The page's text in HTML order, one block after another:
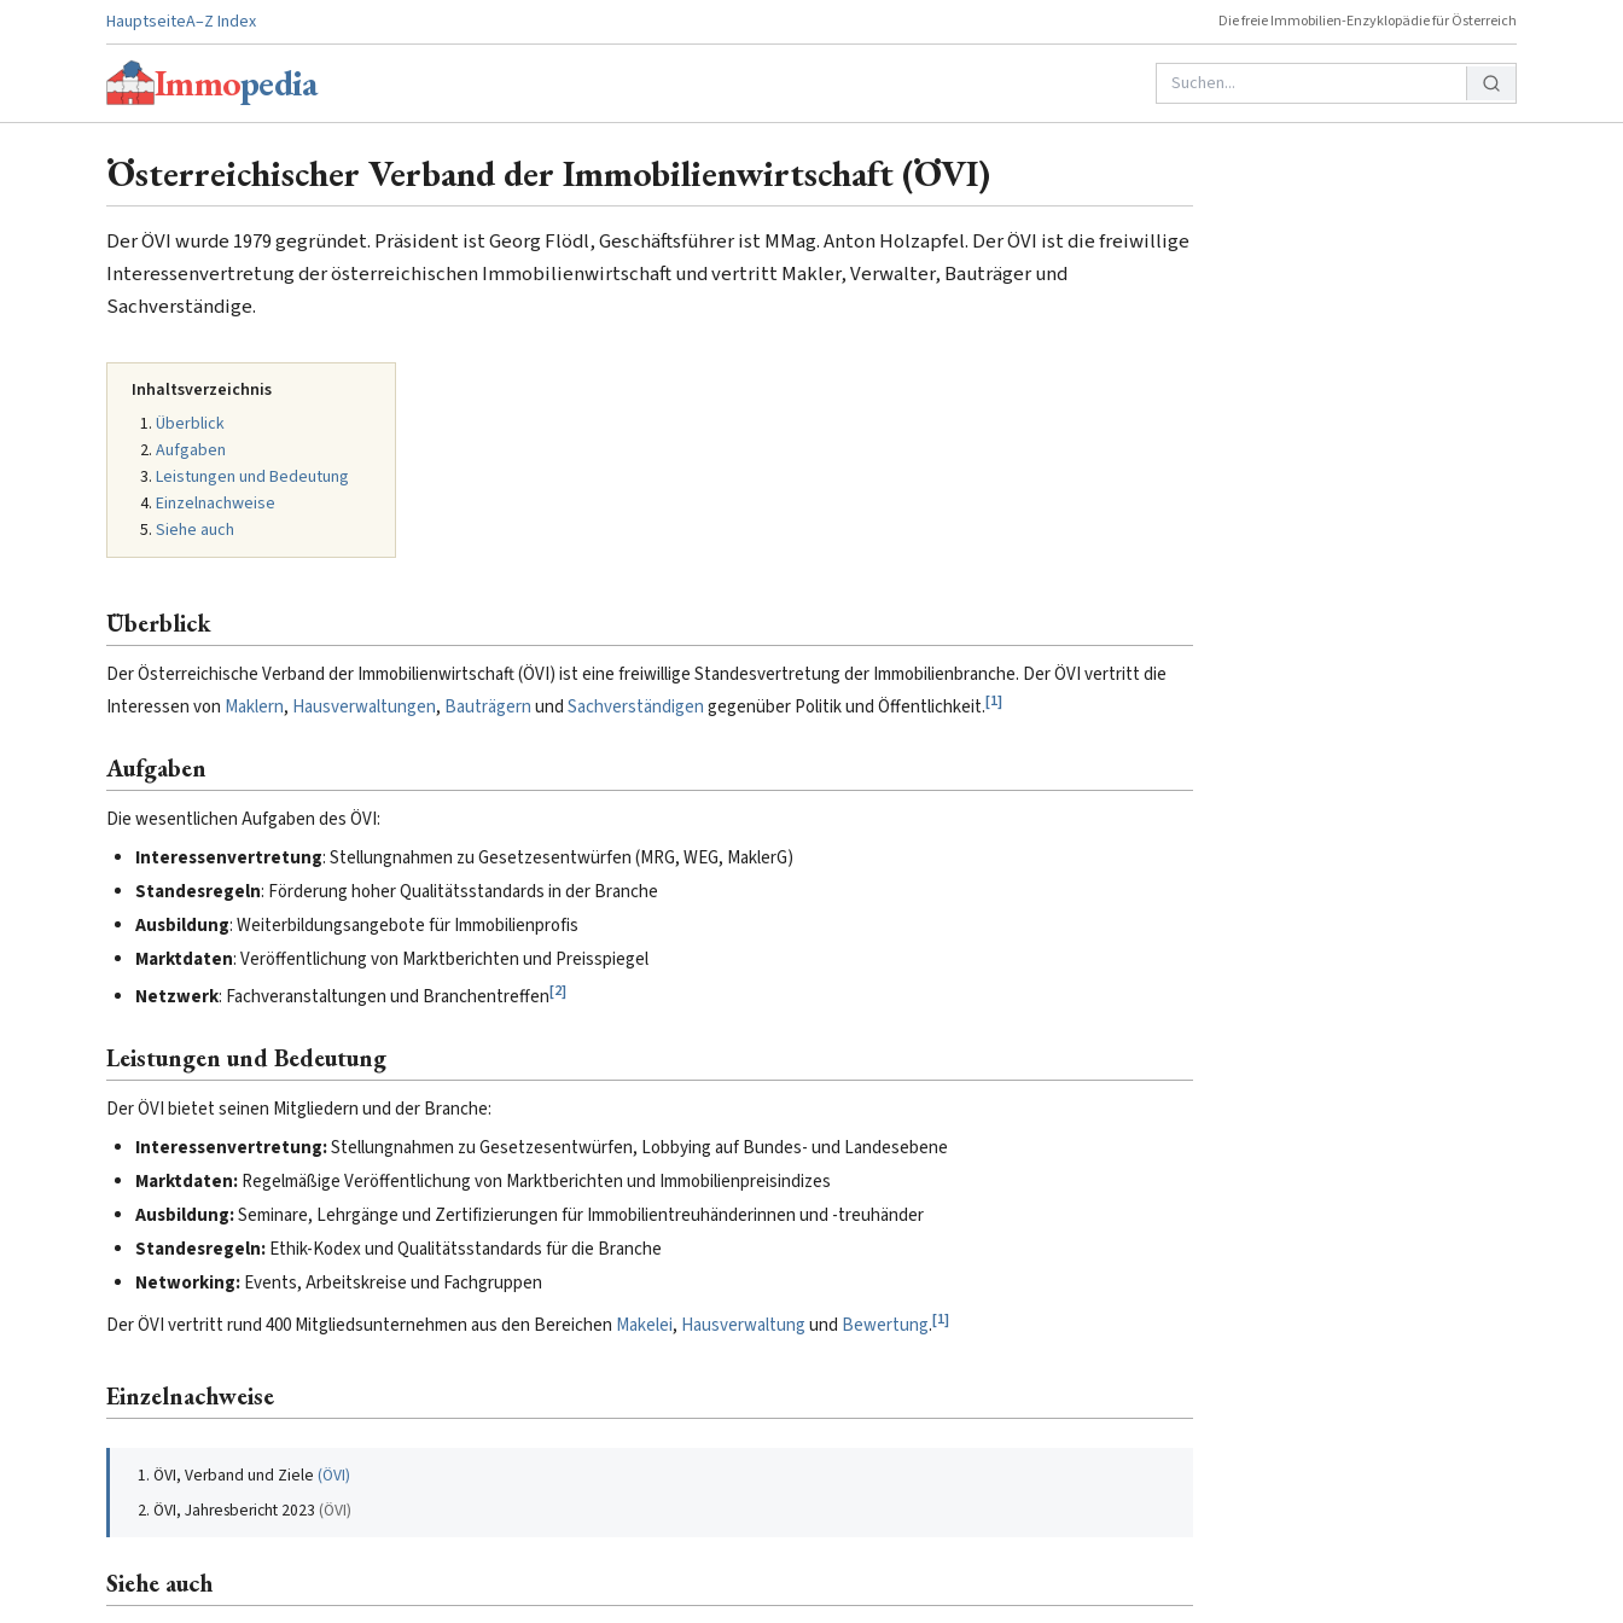
HauptseiteA–Z Index Die freie Immobilien-Enzyklopädie für Österreich
Immopedia
Österreichischer Verband der Immobilienwirtschaft (ÖVI)
Der ÖVI wurde 1979 gegründet. Präsident ist Georg Flödl, Geschäftsführer ist MMag. Anton Holzapfel. Der ÖVI ist die freiwillige
Interessenvertretung der österreichischen Immobilienwirtschaft und vertritt Makler, Verwalter, Bauträger und
Sachverständige.
Inhaltsverzeichnis
Überblick
Aufgaben
Leistungen und Bedeutung
Einzelnachweise
Siehe auch
Überblick
Der Österreichische Verband der Immobilienwirtschaft (ÖVI) ist eine freiwillige Standesvertretung der Immobilienbranche. Der ÖVI vertritt die
Interessen von Maklern, Hausverwaltungen, BauträgernundSachverständigengegenüber Politik und Öffentlichkeit.[1]
Aufgaben
Die wesentlichen Aufgaben des ÖVI:
Interessenvertretung: Stellungnahmen zu Gesetzesentwürfen (MRG, WEG, MaklerG)
Standesregeln: Förderung hoher Qualitätsstandards in der Branche
Ausbildung: Weiterbildungsangebote für Immobilienprofis
Marktdaten: Veröffentlichung von Marktberichten und Preisspiegel
Netzwerk: Fachveranstaltungen und Branchentreffen[2]
Leistungen und Bedeutung
Der ÖVI bietet seinen Mitgliedern und der Branche:
Interessenvertretung:Stellungnahmen zu Gesetzesentwürfen, Lobbying auf Bundes- und Landesebene
Marktdaten:Regelmäßige Veröffentlichung von Marktberichten und Immobilienpreisindizes
Ausbildung:Seminare, Lehrgänge und Zertifizierungen für Immobilientreuhänderinnen und -treuhänder
Standesregeln:Ethik-Kodex und Qualitätsstandards für die Branche
Networking:Events, Arbeitskreise und Fachgruppen
Der ÖVI vertritt rund 400 Mitgliedsunternehmen aus den Bereichen Makelei, Hausverwaltungund Bewertung.[1]
Einzelnachweise
ÖVI, Verband und Ziele (ÖVI)
ÖVI, Jahresbericht 2023 (ÖVI)
Siehe auch